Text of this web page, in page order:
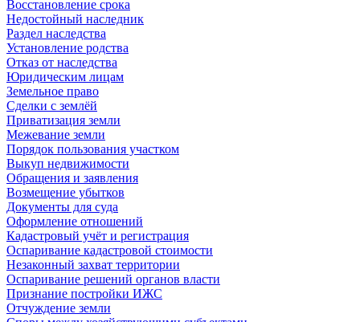
Восстановление срока
Недостойный наследник
Раздел наследства
Установление родства
Отказ от наследства
Юридическим лицам
Земельное право
Сделки с землёй
Приватизация земли
Межевание земли
Порядок пользования участком
Выкуп недвижимости
Обращения и заявления
Возмещение убытков
Документы для суда
Оформление отношений
Кадастровый учёт и регистрация
Оспаривание кадастровой стоимости
Незаконный захват территории
Оспаривание решений органов власти
Признание постройки ИЖС
Отчуждение земли